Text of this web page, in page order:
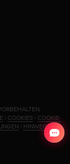
| COOKIES | COOKIE-
| HINWEIS ZUM